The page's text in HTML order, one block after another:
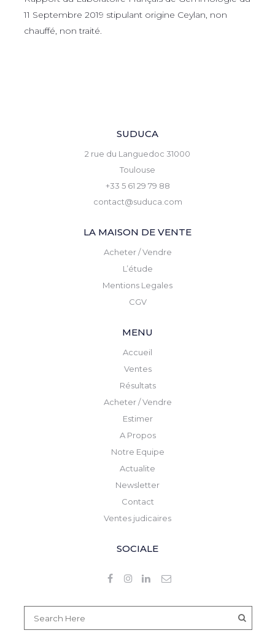
11 Septembre 2019 stipulant origine Ceylan, non
chauffé, non traité.
SUDUCA
2 rue du Languedoc 31000
Toulouse
+33 5 61 29 79 88
contact@suduca.com
LA MAISON DE VENTE
Acheter / Vendre
L’étude
Mentions Legales
CGV
MENU
Accueil
Ventes
Résultats
Acheter / Vendre
Estimer
A Propos
Notre Equipe
Actualite
Newsletter
Contact
Ventes judicaires
SOCIALE